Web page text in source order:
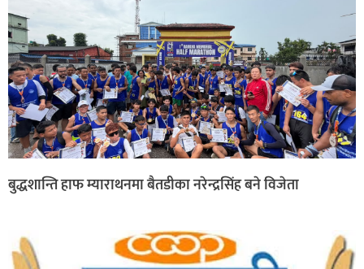
बुद्धशान्ति हाफ म्याराथनमा बैतडीका नरेन्द्रसिंह बने विजेता